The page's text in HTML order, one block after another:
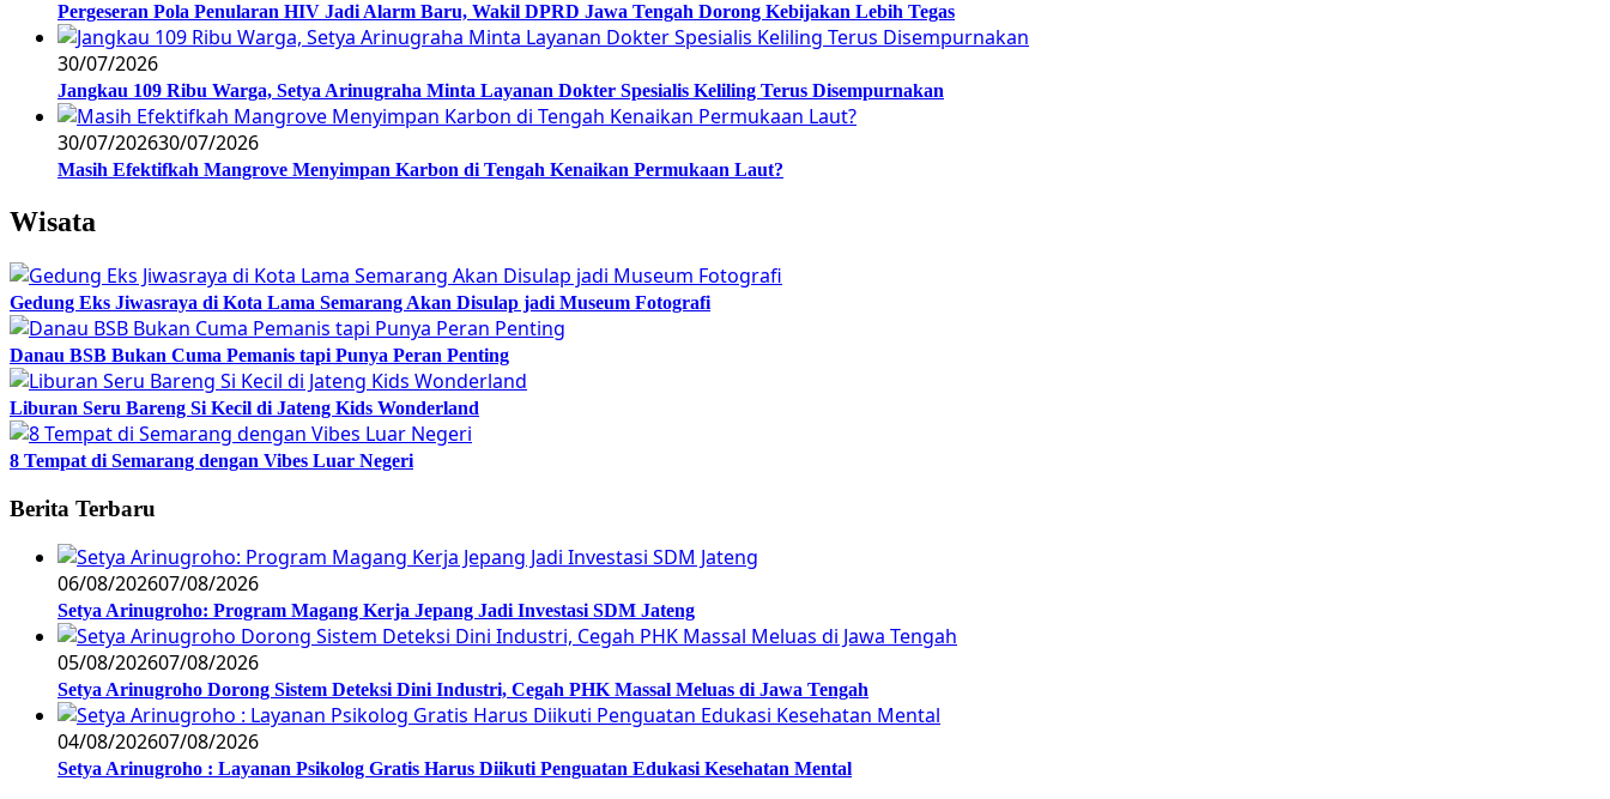
Pergeseran Pola Penularan HIV Jadi Alarm Baru, Wakil DPRD Jawa Tengah Dorong Kebijakan Lebih Tegas
30/07/2026
Jangkau 109 Ribu Warga, Setya Arinugraha Minta Layanan Dokter Spesialis Keliling Terus Disempurnakan
30/07/202630/07/2026
Masih Efektifkah Mangrove Menyimpan Karbon di Tengah Kenaikan Permukaan Laut?
Wisata
Gedung Eks Jiwasraya di Kota Lama Semarang Akan Disulap jadi Museum Fotografi
Danau BSB Bukan Cuma Pemanis tapi Punya Peran Penting
Liburan Seru Bareng Si Kecil di Jateng Kids Wonderland
8 Tempat di Semarang dengan Vibes Luar Negeri
Berita Terbaru
06/08/202607/08/2026
Setya Arinugroho: Program Magang Kerja Jepang Jadi Investasi SDM Jateng
05/08/202607/08/2026
Setya Arinugroho Dorong Sistem Deteksi Dini Industri, Cegah PHK Massal Meluas di Jawa Tengah
04/08/202607/08/2026
Setya Arinugroho : Layanan Psikolog Gratis Harus Diikuti Penguatan Edukasi Kesehatan Mental